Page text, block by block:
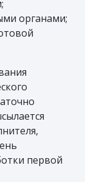
органами;
первой